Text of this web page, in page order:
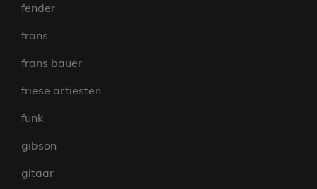
fender
frans
frans bauer
friese artiesten
funk
gibson
gitaar